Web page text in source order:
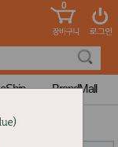
0
BrandMall